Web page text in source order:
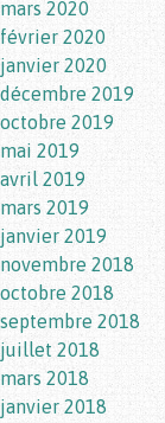
mars 2020
février 2020
janvier 2020
décembre 2019
octobre 2019
mai 2019
avril 2019
mars 2019
janvier 2019
novembre 2018
octobre 2018
septembre 2018
juillet 2018
mars 2018
janvier 2018